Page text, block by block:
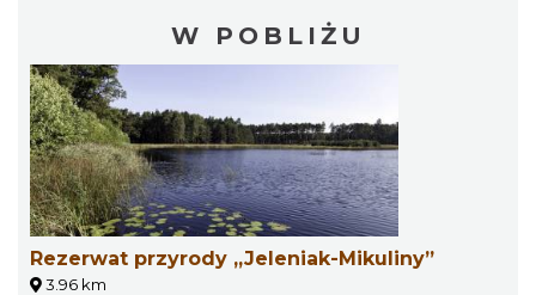
W POBLIŻU
Rezerwat przyrody „Jeleniak-Mikuliny”
3.96 km